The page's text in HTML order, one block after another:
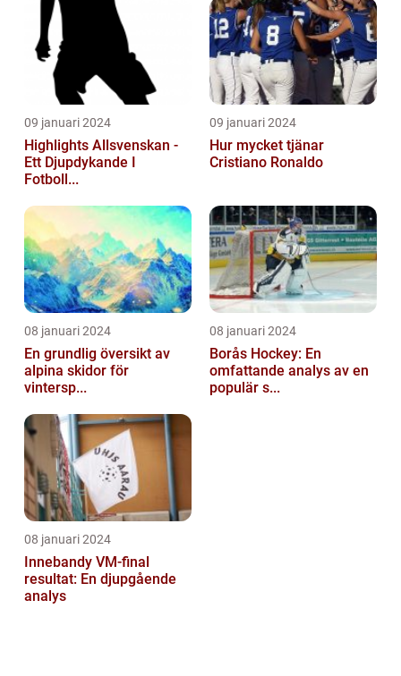
09 januari 2024
Highlights Allsvenskan -
Ett Djupdykande I
Fotboll...
09 januari 2024
Hur mycket tjänar
Cristiano Ronaldo
08 januari 2024
En grundlig översikt av
alpina skidor för
vintersp...
08 januari 2024
Borås Hockey: En
omfattande analys av en
populär s...
08 januari 2024
Innebandy VM-final
resultat: En djupgående
analys